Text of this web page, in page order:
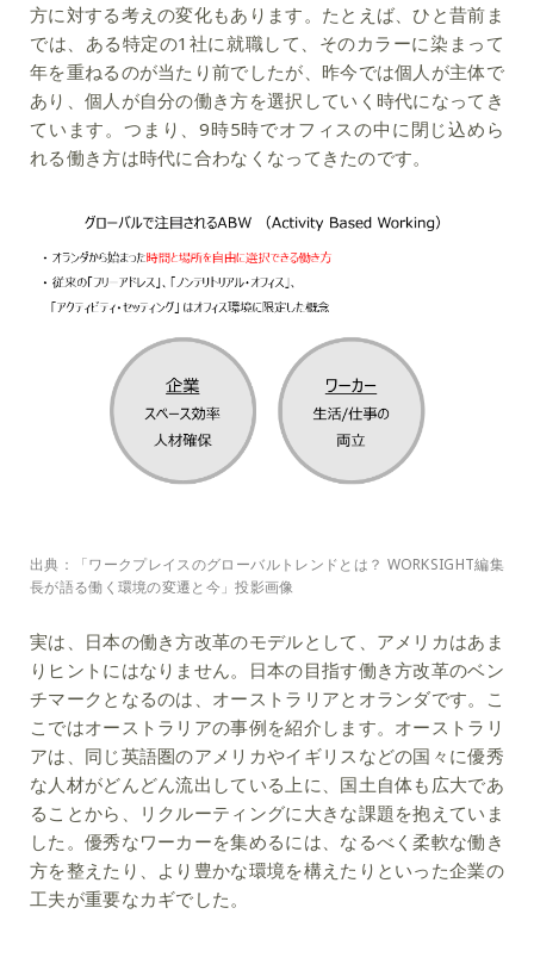
方に対する考えの変化もあります。たとえば、ひと昔前ま
では、ある特定の1社に就職して、そのカラーに染まって
年を重ねるのが当たり前でしたが、昨今では個人が主体で
あり、個人が自分の働き方を選択していく時代になってき
ています。つまり、9時5時でオフィスの中に閉じ込めら
れる働き方は時代に合わなくなってきたのです。
出典：「ワークプレイスのグローバルトレンドとは？ WORKSIGHT編集
長が語る働く環境の変遷と今」投影画像
実は、日本の働き方改革のモデルとして、アメリカはあま
りヒントにはなりません。日本の目指す働き方改革のベン
チマークとなるのは、オーストラリアとオランダです。こ
こではオーストラリアの事例を紹介します。オーストラリ
アは、同じ英語圏のアメリカやイギリスなどの国々に優秀
な人材がどんどん流出している上に、国土自体も広大であ
ることから、リクルーティングに大きな課題を抱えていま
した。優秀なワーカーを集めるには、なるべく柔軟な働き
方を整えたり、より豊かな環境を構えたりといった企業の
工夫が重要なカギでした。